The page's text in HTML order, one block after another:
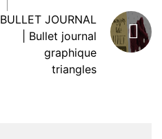
BULLET JOURNAL
| Bullet journal
graphique
triangles